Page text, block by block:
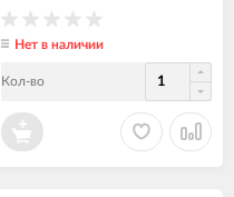
Нет в наличии
Кол-во